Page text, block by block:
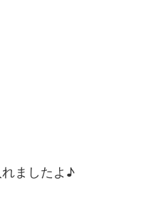
ましたよ♪